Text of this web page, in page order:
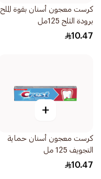
كرست معجون أسنان بقوة الملح
برودة الثلج 125مل
10.47
+
كرست معجون أسنان حماية
التجويف 125 مل
10.47